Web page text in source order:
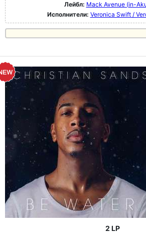
Лейбл: Mack Avenue (in-
Исполнители: Veronica Swift /
2 LP